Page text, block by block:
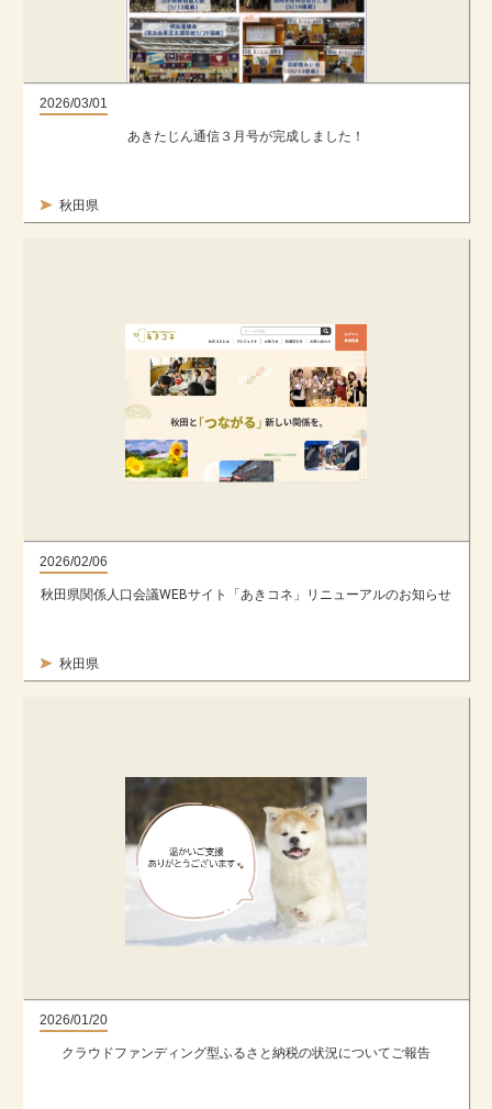
2026/03/01
秋田県
あきたじん通信３月号が完成しました！
2026/02/06
秋田県
秋田県関係人口会議WEBサイト「あきコネ」リニューアルのお知らせ
2026/01/20
クラウドファンディング型ふるさと納税の状況についてご報告